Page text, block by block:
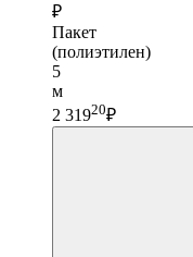
₽
Пакет
(полиэтилен)
5
м
2 31920₽